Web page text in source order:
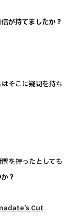
が持てましたか？
そこに疑問を持ち
を持ったとしても
？
Cut